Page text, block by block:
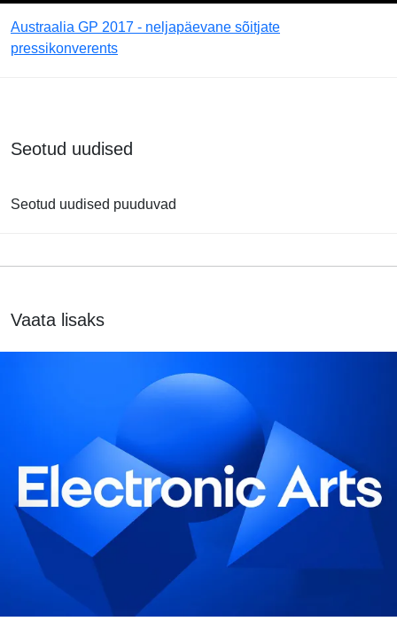
Austraalia GP 2017 - neljapäevane sõitjate
pressikonverents
Seotud uudised
Seotud uudised puuduvad
Vaata lisaks